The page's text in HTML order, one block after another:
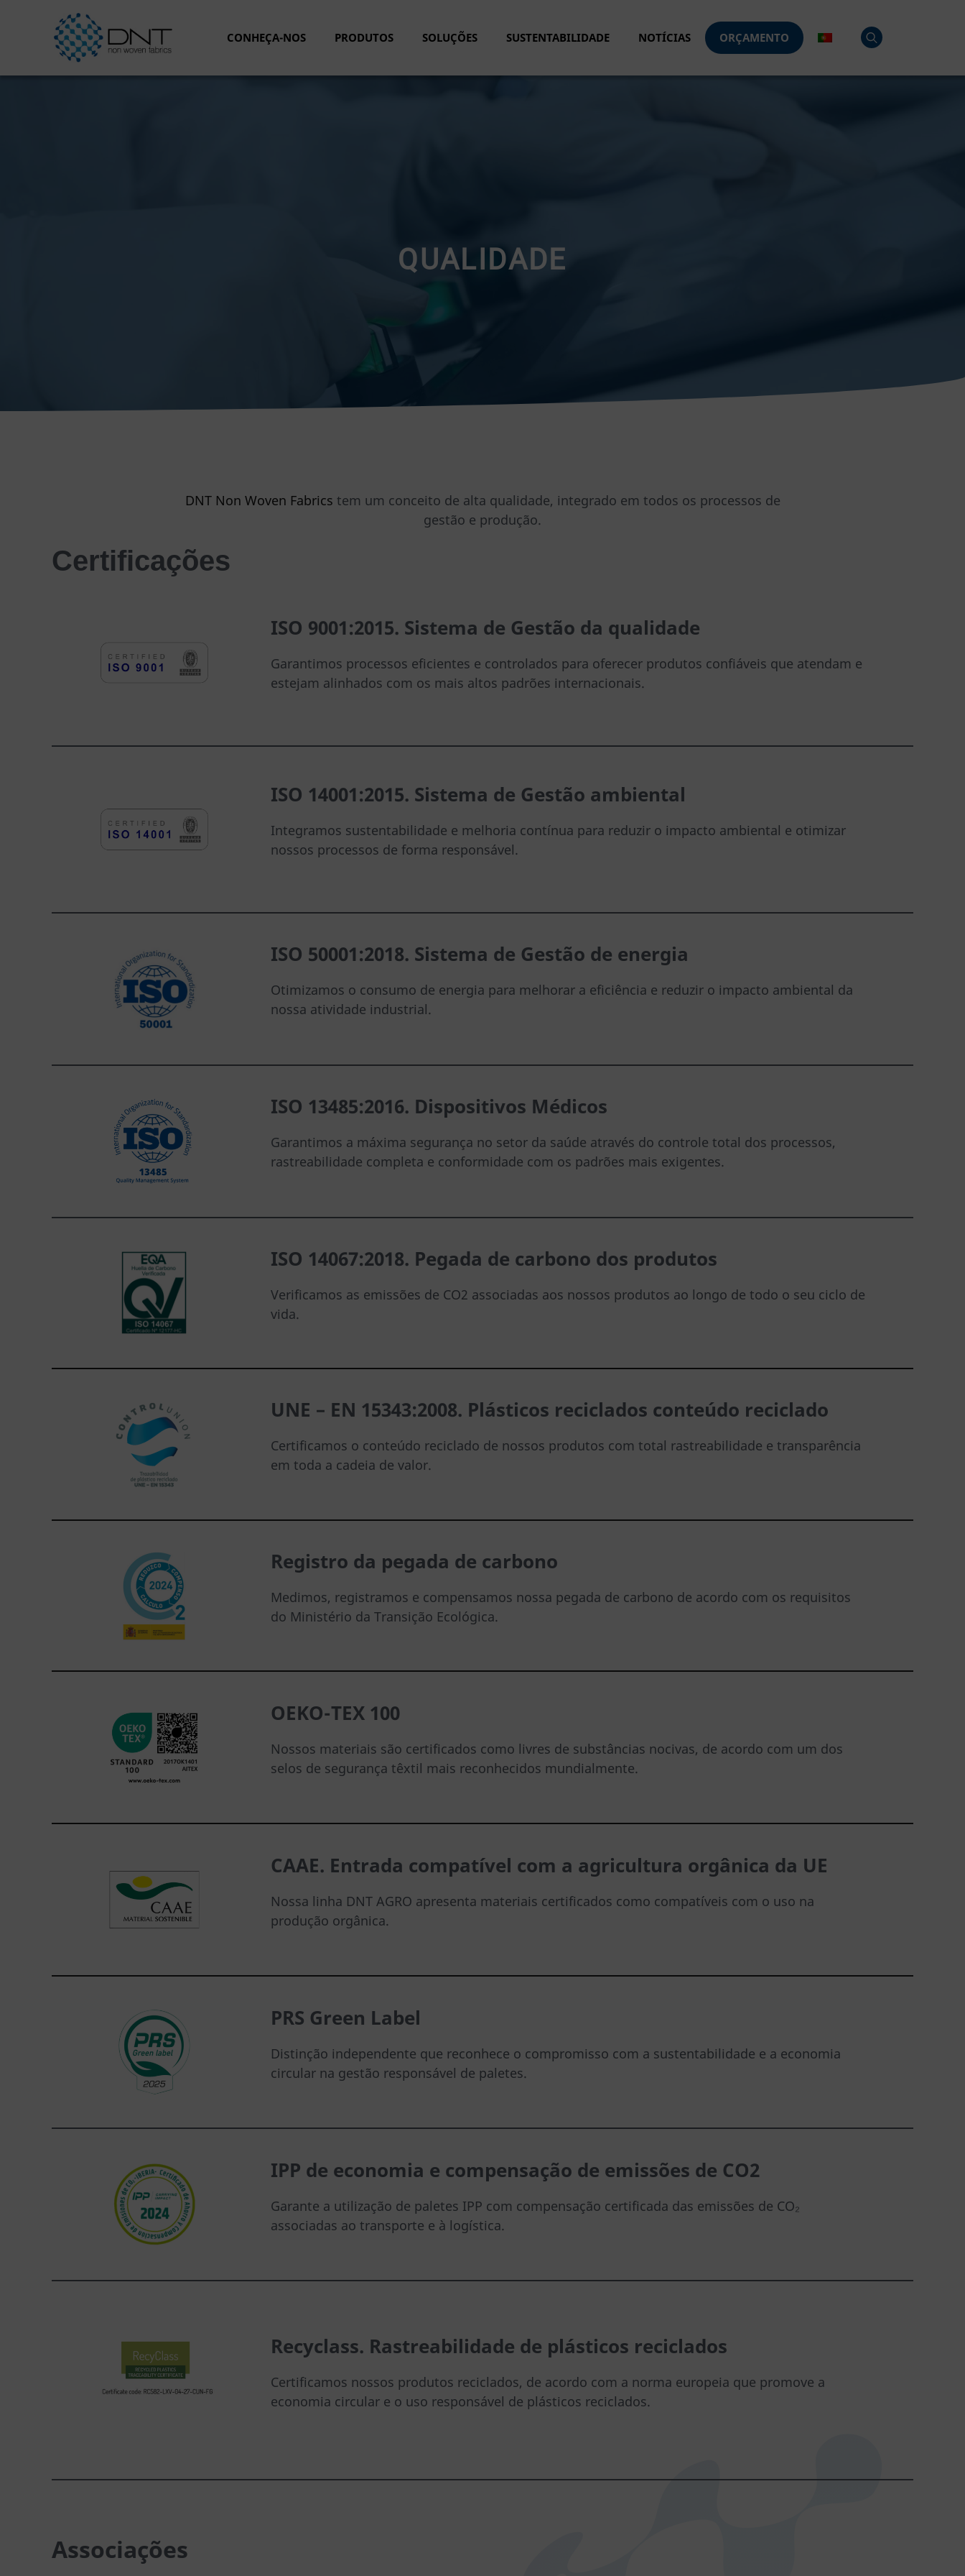
CONHEÇA-NOS PRODUTOS SOLUÇÕES SUSTENTABILIDADE NOTÍCIAS ORÇAMENTO
QUALIDADE
DNT Non Woven Fabrics tem um conceito de alta qualidade, integrado em todos os processos de
gestão e produção.
Certificações
ISO 9001:2015. Sistema de Gestão da qualidade
Garantimos processos eficientes e controlados para oferecer produtos confiáveis ​​que atendam e
estejam alinhados com os mais altos padrões internacionais.
ISO 14001:2015. Sistema de Gestão ambiental
Integramos sustentabilidade e melhoria contínua para reduzir o impacto ambiental e otimizar
nossos processos de forma responsável.
ISO 50001:2018. Sistema de Gestão de energia
Otimizamos o consumo de energia para melhorar a eficiência e reduzir o impacto ambiental da
nossa atividade industrial.
ISO 13485:2016. Dispositivos Médicos
Garantimos a máxima segurança no setor da saúde através do controle total dos processos,
rastreabilidade completa e conformidade com os padrões mais exigentes.
ISO 14067:2018. Pegada de carbono dos produtos
Verificamos as emissões de CO2 associadas aos nossos produtos ao longo de todo o seu ciclo de
vida.
UNE – EN 15343:2008. Plásticos reciclados conteúdo reciclado
Certificamos o conteúdo reciclado de nossos produtos com total rastreabilidade e transparência
em toda a cadeia de valor.
Registro da pegada de carbono
Medimos, registramos e compensamos nossa pegada de carbono de acordo com os requisitos
do Ministério da Transição Ecológica.
OEKO-TEX 100
Nossos materiais são certificados como livres de substâncias nocivas, de acordo com um dos
selos de segurança têxtil mais reconhecidos mundialmente.
CAAE. Entrada compatível com a agricultura orgânica da UE
Nossa linha DNT AGRO apresenta materiais certificados como compatíveis com o uso na
produção orgânica.
PRS Green Label
Distinção independente que reconhece o compromisso com a sustentabilidade e a economia
circular na gestão responsável de paletes.
IPP de economia e compensação de emissões de CO2
Garante a utilização de paletes IPP com compensação certificada das emissões de CO₂
associadas ao transporte e à logística.
Recyclass. Rastreabilidade de plásticos reciclados
Certificamos nossos produtos reciclados, de acordo com a norma europeia que promove a
economia circular e o uso responsável de plásticos reciclados.
Associações